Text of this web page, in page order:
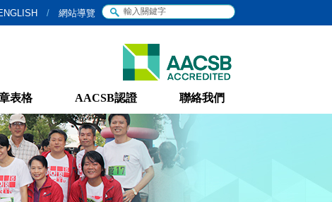
/ 網站導覽
表格 AACSB認證 聯絡我們